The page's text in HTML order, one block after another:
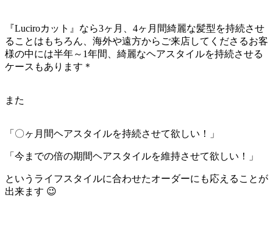
『Luciroカット』なら3ヶ月、4ヶ月間綺麗な髪型を持続させ
ることはもちろん、海外や遠方からご来店してくださるお客
様の中には半年～1年間、綺麗なヘアスタイルを持続させる
ケースもあります＊
また
「〇ヶ月間ヘアスタイルを持続させて欲しい！」
「今までの倍の期間ヘアスタイルを維持させて欲しい！」
というライフスタイルに合わせたオーダーにも応えることが
出来ます 😉